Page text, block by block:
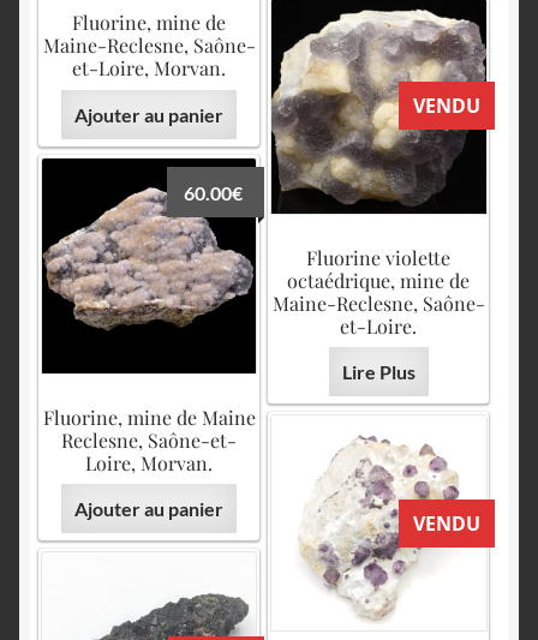
Fluorine, mine de
Maine-Reclesne, Saône-
et-Loire, Morvan.
Ajouter au panier VENDU
Fluorine violette
octaédrique, mine de
Maine-Reclesne, Saône-
et-Loire.
Lire Plus
Fluorine, mine de Maine
Reclesne, Saône-et-
Loire, Morvan.
60.00€
Ajouter au panier
VENDU